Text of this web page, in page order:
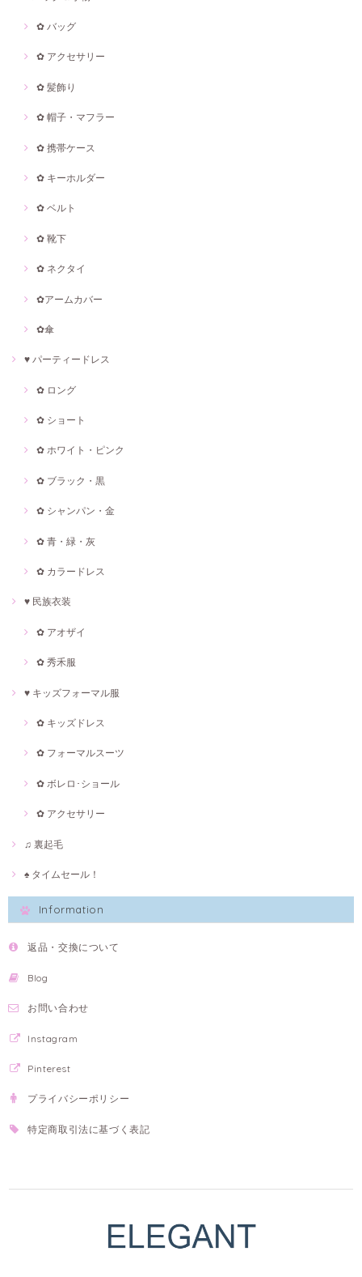
✿ バッグ
✿ アクセサリー
✿ 髪飾り
✿ 帽子・マフラー
✿ 携帯ケース
✿ キーホルダー
✿ ベルト
✿ 靴下
✿ ネクタイ
✿アームカバー
✿傘
♥ パーティードレス
✿ ロング
✿ ショート
✿ ホワイト・ピンク
✿ ブラック・黒
✿ シャンパン・金
✿ 青・緑・灰
✿ カラードレス
♥ 民族衣装
✿ アオザイ
✿ 秀禾服
♥ キッズフォーマル服
✿ キッズドレス
✿ フォーマルスーツ
✿ ボレロ･ショール
✿ アクセサリー
♫ 裏起毛
♠ タイムセール！
Information
返品・交換について
Blog
お問い合わせ
Instagram
Pinterest
プライバシーポリシー
特定商取引法に基づく表記